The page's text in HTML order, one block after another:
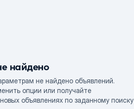
найдено
не найдено объявлений.
опции или получайте
объявлениях по заданному поиску